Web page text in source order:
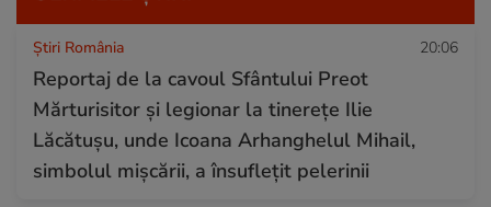
Știri România 20:06
Reportaj de la cavoul Sfântului Preot
Mărturisitor și legionar la tinerețe Ilie
Lăcătușu, unde Icoana Arhanghelul Mihail,
simbolul mișcării, a însuflețit pelerinii